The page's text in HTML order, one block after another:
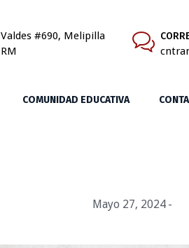
Valdes #690, Melipilla
RM
COMUNIDAD EDUCATIVA
Mayo 27, 2024